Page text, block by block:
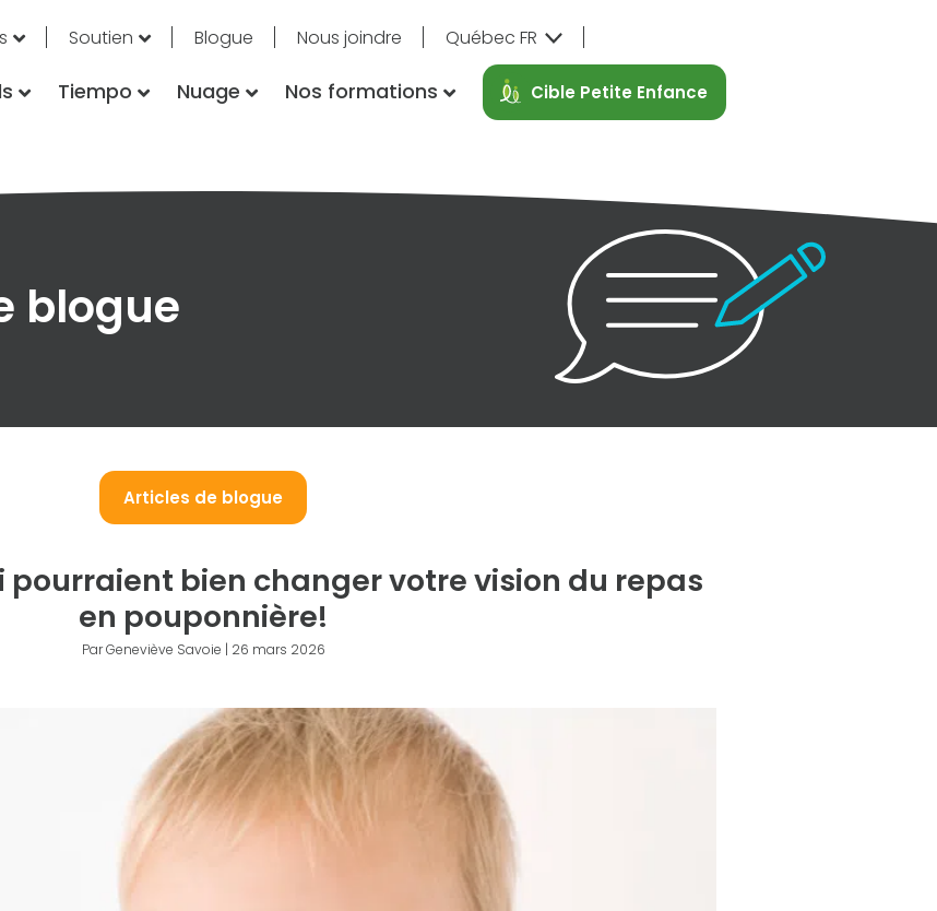
Soutien Blogue Nous joindre Québec FR
Tiempo Nuage Nos formations Cible Petite Enfance
blogue
Articles de blogue
pourraient bien changer votre vision du repas
en pouponnière!
Par Geneviève Savoie | 26 mars 2026